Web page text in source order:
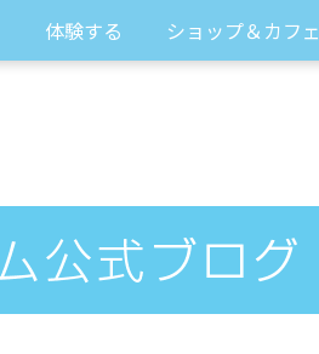
体験する ショップ＆カフェ